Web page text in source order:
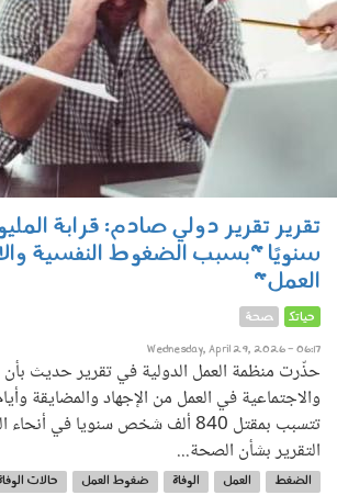
تقرير تقرير دولي صادم: قرابة
سنويًا "بسبب الضغوط النفسية
العمل"
حياتك صحة
Wednesday, April 29, 2026 - 06:17
حذّرت منظمة العمل الدولية في تقرير حديث بأن
والاجتماعية في العمل من الإجهاد والمضايقة
تتسبب بمقتل 840 ألف شخص سنويا في
التقرير بشأن الصحة...
الضغط العمل الوفاة ضغوط العمل حالات